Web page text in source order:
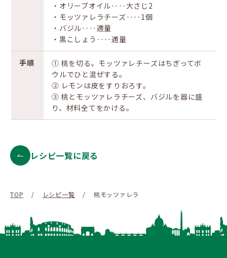
・オリーブオイル‥‥大さじ2
・モッツァレラチーズ‥‥1個
・バジル‥‥適量
・黒こしょう‥‥適量
手順
① 桃を切る。モッツァレチーズはちぎってボ
ウルでひと混ぜする。
② レモンは皮をすりおろす。
③ 桃とモッツァレラチーズ、バジルを器に盛
り、材料全てをかける。
レシピ一覧に戻る
TOP / レシピ一覧 / 桃モッツァレラ